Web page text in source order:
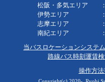
松阪・多気エリア
伊勢エリア ：伊
志摩エリア ：志
南紀エリア ：南
当バスロケーションシステ
路線バス時刻運賃
操作方法